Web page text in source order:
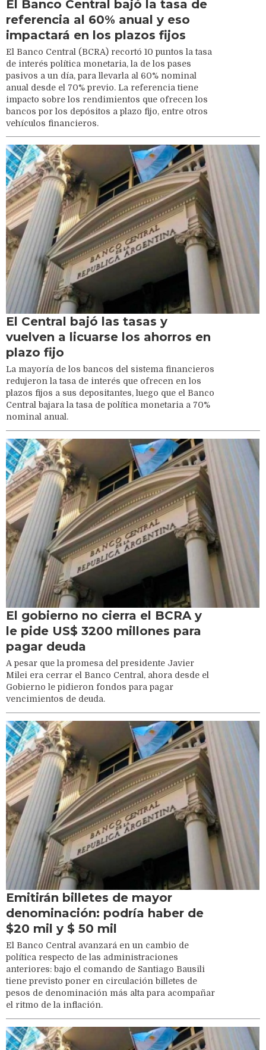
El Banco Central bajó la tasa de
referencia al 60% anual y eso
impactará en los plazos fijos
El Banco Central (BCRA) recortó 10 puntos la tasa
de interés política monetaria, la de los pases
pasivos a un día, para llevarla al 60% nominal
anual desde el 70% previo. La referencia tiene
impacto sobre los rendimientos que ofrecen los
bancos por los depósitos a plazo fijo, entre otros
vehículos financieros.
El Central bajó las tasas y
vuelven a licuarse los ahorros en
plazo fijo
La mayoría de los bancos del sistema financieros
redujeron la tasa de interés que ofrecen en los
plazos fijos a sus depositantes, luego que el Banco
Central bajara la tasa de política monetaria a 70%
nominal anual.
El gobierno no cierra el BCRA y
le pide US$ 3200 millones para
pagar deuda
A pesar que la promesa del presidente Javier
Milei era cerrar el Banco Central, ahora desde el
Gobierno le pidieron fondos para pagar
vencimientos de deuda.
Emitirán billetes de mayor
denominación: podría haber de
$20 mil y $ 50 mil
El Banco Central avanzará en un cambio de
política respecto de las administraciones
anteriores: bajo el comando de Santiago Bausili
tiene previsto poner en circulación billetes de
pesos de denominación más alta para acompañar
el ritmo de la inflación.